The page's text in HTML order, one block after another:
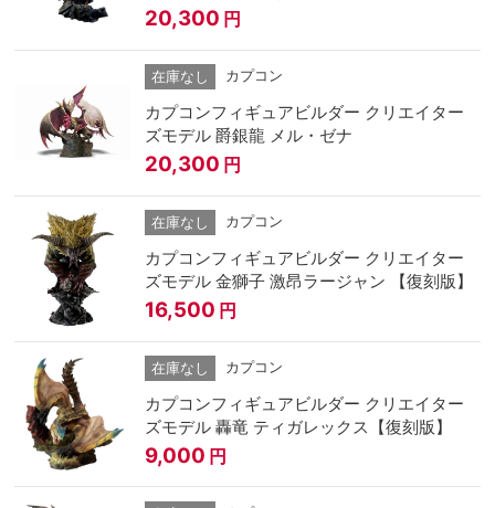
20,300 円
在庫なし カプコン
カプコンフィギュアビルダー クリエイター
ズモデル 爵銀龍 メル・ゼナ
20,300 円
在庫なし カプコン
カプコンフィギュアビルダー クリエイター
ズモデル 金獅子 激昂ラージャン 【復刻版】
16,500 円
在庫なし カプコン
カプコンフィギュアビルダー クリエイター
ズモデル 轟竜 ティガレックス【復刻版】
9,000 円